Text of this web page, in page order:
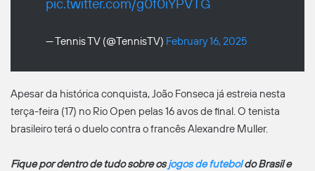
pic.twitter.com/g0f0iYPVTG
— Tennis TV (@TennisTV) February 16, 2025
Apesar da histórica conquista, João Fonseca já estreia nesta
terça-feira (17) no Rio Open pelas 16 avos de final. O tenista
brasileiro terá o duelo contra o francês Alexandre Muller.
Fique por dentro de tudo sobre osjogos de futeboldo Brasil e